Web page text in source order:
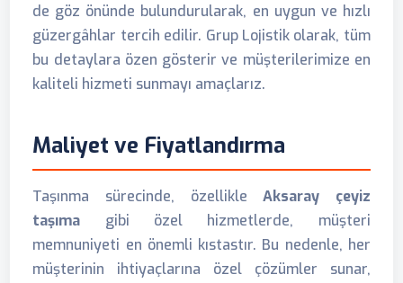
de göz önünde bulundurularak, en uygun ve hızlı
güzergâhlar tercih edilir. Grup Lojistik olarak, tüm
bu detaylara özen gösterir ve müşterilerimize en
kaliteli hizmeti sunmayı amaçlarız.
Maliyet ve Fiyatlandırma
Taşınma sürecinde, özellikleAksaray çeyiz
taşıma gibi özel hizmetlerde, müşteri
memnuniyeti en önemli kıstastır. Bu nedenle, her
müşterinin ihtiyaçlarına özel çözümler sunar,